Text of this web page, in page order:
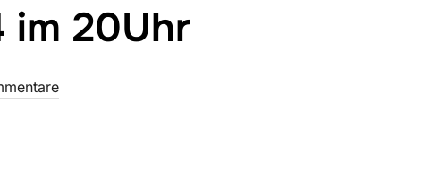
im 20Uhr